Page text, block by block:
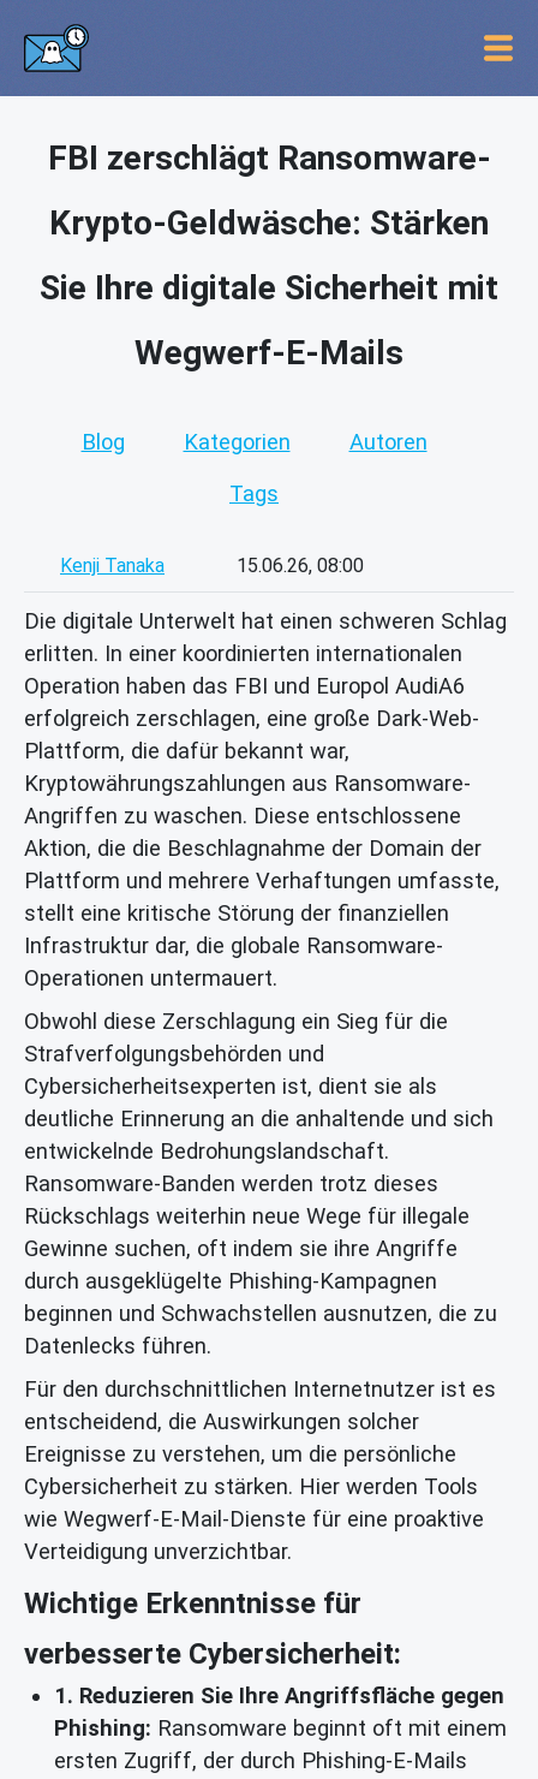
FBI zerschlägt Ransomware-
Krypto-Geldwäsche: Stärken
Sie Ihre digitale Sicherheit mit
Wegwerf-E-Mails
Blog Kategorien Autoren
Tags
Kenji Tanaka 15.06.26, 08:00
Die digitale Unterwelt hat einen schweren Schlag
erlitten. In einer koordinierten internationalen
Operation haben das FBI und Europol AudiA6
erfolgreich zerschlagen, eine große Dark-Web-
Plattform, die dafür bekannt war,
Kryptowährungszahlungen aus Ransomware-
Angriffen zu waschen. Diese entschlossene
Aktion, die die Beschlagnahme der Domain der
Plattform und mehrere Verhaftungen umfasste,
stellt eine kritische Störung der finanziellen
Infrastruktur dar, die globale Ransomware-
Operationen untermauert.
Obwohl diese Zerschlagung ein Sieg für die
Strafverfolgungsbehörden und
Cybersicherheitsexperten ist, dient sie als
deutliche Erinnerung an die anhaltende und sich
entwickelnde Bedrohungslandschaft.
Ransomware-Banden werden trotz dieses
Rückschlags weiterhin neue Wege für illegale
Gewinne suchen, oft indem sie ihre Angriffe
durch ausgeklügelte Phishing-Kampagnen
beginnen und Schwachstellen ausnutzen, die zu
Datenlecks führen.
Für den durchschnittlichen Internetnutzer ist es
entscheidend, die Auswirkungen solcher
Ereignisse zu verstehen, um die persönliche
Cybersicherheit zu stärken. Hier werden Tools
wie Wegwerf-E-Mail-Dienste für eine proaktive
Verteidigung unverzichtbar.
Wichtige Erkenntnisse für
verbesserte Cybersicherheit:
1. Reduzieren Sie Ihre Angriffsfläche gegen
Phishing: Ransomware beginnt oft mit einem
ersten Zugriff, der durch Phishing-E-Mails